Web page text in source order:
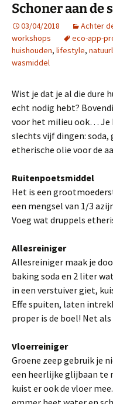
Schoner aan de
03/04/2018 Achter
workshops
eco-app-
huishouden, lifestyle,
wasmiddel
Wist je dat je al die dure
echt nodig hebt?
voor het milieu ook… Je
slechts vijf dingen:
etherische olie voor de
Ruitenpoetsmiddel
Het is een
een mengsel van 1/3
Voeg wat druppels
Allesreiniger
Allesreiniger maak je
baking soda en 2 liter
in een verstuiver giet,
Effe spuiten, laten
proper is de boel! Net
Vloerreiniger
Groene zeep gebruik je
een heerlijke glijbaan te
kuist er ook de vloer